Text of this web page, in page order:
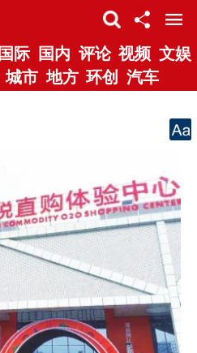
国际 国内 评论 视频 文娱
城市 地方 环创 汽车